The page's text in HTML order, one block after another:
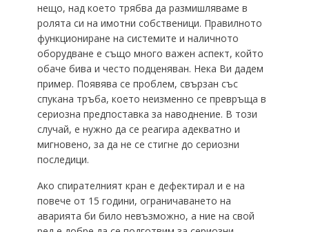
нещо, над което трябва да размишляваме в
ролята си на имотни собственици. Правилното
функциониране на системите и наличното
оборудване е също много важен аспект, който
обаче бива и често подценяван. Нека Ви дадем
пример. Появява се проблем, свързан със
спукана тръба, което неизменно се превръща в
сериозна предпоставка за наводнение. В този
случай, е нужно да се реагира адекватно и
мигновено, за да не се стигне до сериозни
последици.
Ако спирателният кран е дефектирал и е на
повече от 15 години, ограничаването на
аварията би било невъзможно, а ние на свой